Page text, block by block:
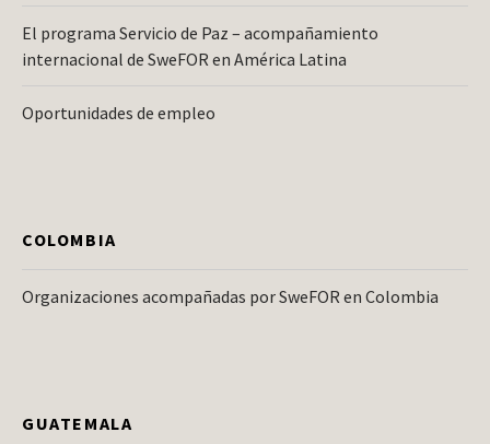
El programa Servicio de Paz – acompañamiento
internacional de SweFOR en América Latina
Oportunidades de empleo
COLOMBIA
Organizaciones acompañadas por SweFOR en Colombia
GUATEMALA